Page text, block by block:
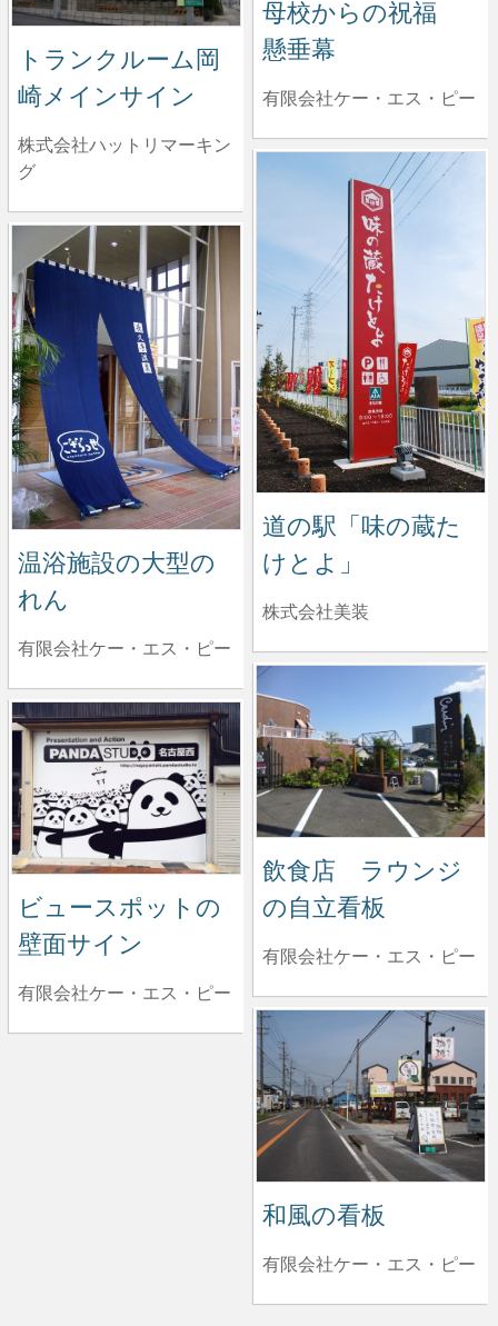
母校からの祝福
懸垂幕
有限会社ケー・エス・ピー
トランクルーム岡
崎メインサイン
株式会社ハットリマーキン
グ
道の駅「味の蔵た
けとよ」
株式会社美装
温浴施設の大型の
れん
有限会社ケー・エス・ピー
飲食店 ラウンジ
の自立看板
有限会社ケー・エス・ピー
ビュースポットの
壁面サイン
有限会社ケー・エス・ピー
和風の看板
有限会社ケー・エス・ピー